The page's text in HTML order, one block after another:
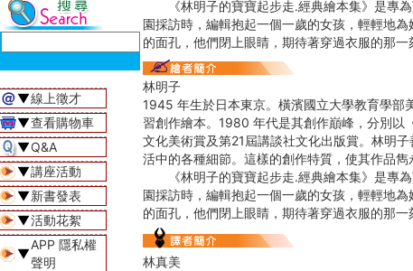
▼線上徵才
▼查看購物車
▼Q&A
▼講座活動
▼新書發表
▼活動花絮
▼
APP 隱私權
聲明
《林明子的寶寶起步走․經典繪本集》是專為
園採訪時，編輯抱起一個一歲的女孩，輕輕地
的面孔，他們閉上眼睛，期待著穿過衣服的那一
林明子
1945 年生於日本東京。橫濱國立大學教育學部
習創作繪本。1980 年代是其創作巔峰，分別
文化美術賞及第21屆講談社文化出版賞。林明
活中的各種細節。這樣的創作特質，使其作品雋
《林明子的寶寶起步走․經典繪本集》是專為
園採訪時，編輯抱起一個一歲的女孩，輕輕地
的面孔，他們閉上眼睛，期待著穿過衣服的那一
林真美